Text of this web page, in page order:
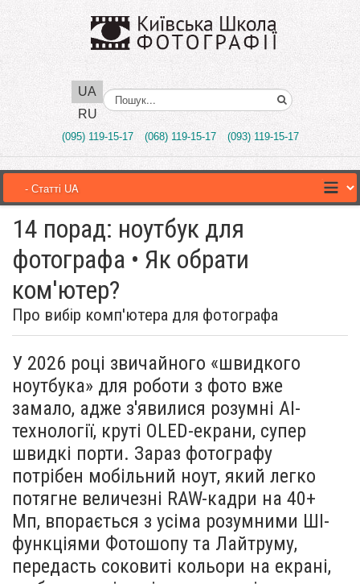
UA
RU
Поиск..
(095) 119-15-17 (068) 119-15-17 (093) 119-15-17
14 порад: ноутбук для
фотографа • Як обрати
ком'ютер?
Про вибір комп'ютера для фотографа
У 2026 році звичайного «швидкого
ноутбука» для роботи з фото вже
замало, адже з'явилися розумні AI-
технології, круті OLED-екрани, супер
швидкі порти. Зараз фотографу
потрібен мобільний ноут, який легко
потягне величезні RAW-кадри на 40+
Мп, впорається з усіма розумними ШІ-
функціями Фотошопу та Лайтруму,
передасть соковиті кольори на екрані,